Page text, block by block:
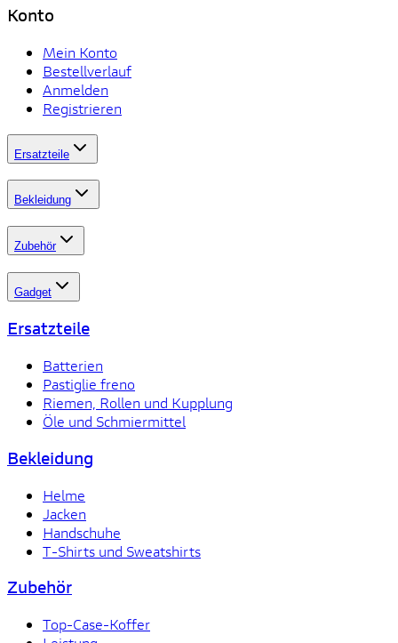
Konto
Mein Konto
Bestellverlauf
Anmelden
Registrieren
Ersatzteile
Bekleidung
Zubehör
Gadget
Ersatzteile
Batterien
Pastiglie freno
Riemen, Rollen und Kupplung
Öle und Schmiermittel
Bekleidung
Helme
Jacken
Handschuhe
T-Shirts und Sweatshirts
Zubehör
Top-Case-Koffer